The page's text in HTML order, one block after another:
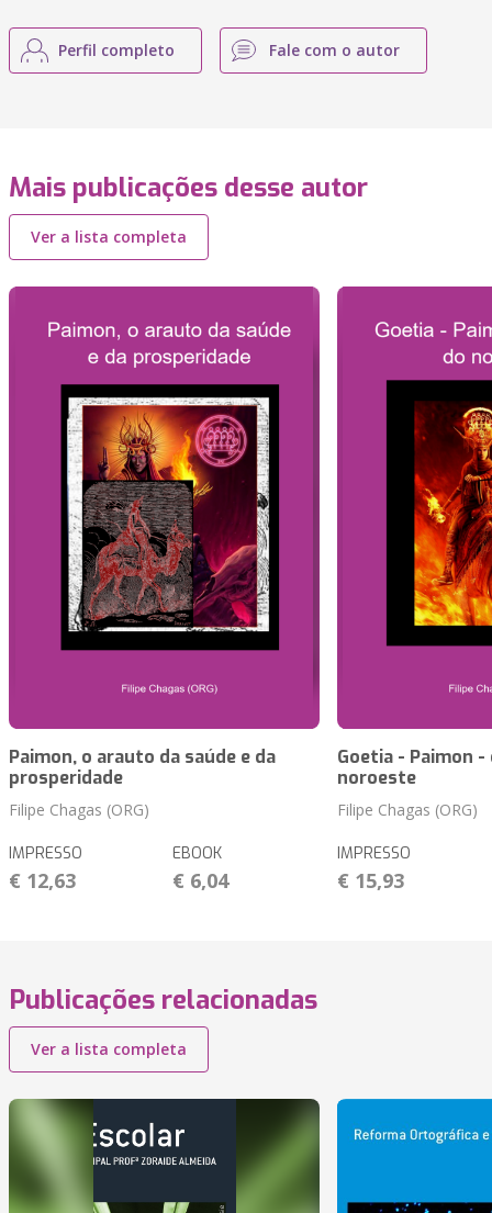
Perfil completo Fale com o autor
Mais publicações desse autor
Ver a lista completa
Paimon, o arauto da saúde e da
prosperidade
Filipe Chagas (ORG)
IMPRESSO
€ 12,63
EBOOK
€ 6,04
Goetia - Paimon
noroeste
Filipe Chagas (ORG)
IMPRESSO
€ 15,93
Publicações relacionadas
Ver a lista completa